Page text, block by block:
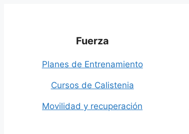
Fuerza
Planes de Entrenamiento
Cursos de Calistenia
Movilidad y recuperación